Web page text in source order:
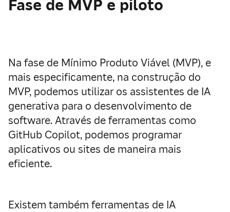
Fase de MVP e piloto
Na fase de Mínimo Produto Viável (MVP), e
mais especificamente, na construção do
MVP, podemos utilizar os assistentes de IA
generativa para o desenvolvimento de
software. Através de ferramentas como
GitHub Copilot, podemos programar
aplicativos ou sites de maneira mais
eficiente.
Existem também ferramentas de IA